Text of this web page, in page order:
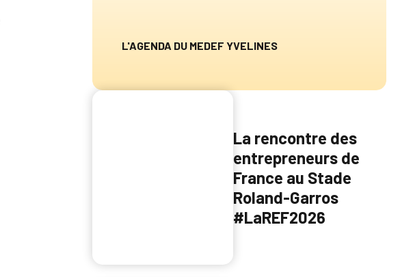
L'AGENDA DU MEDEF YVELINES
La rencontre des
entrepreneurs de
France au Stade
Roland-Garros
#LaREF2026